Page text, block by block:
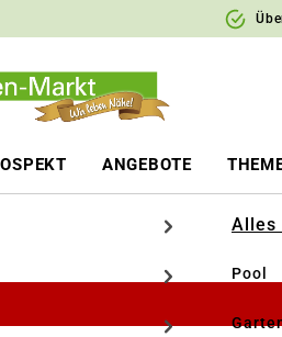
springen
ANGEBOTE
Alles
Pool